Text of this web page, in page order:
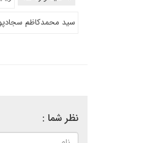
سید محمدکاظم
نظر شما :